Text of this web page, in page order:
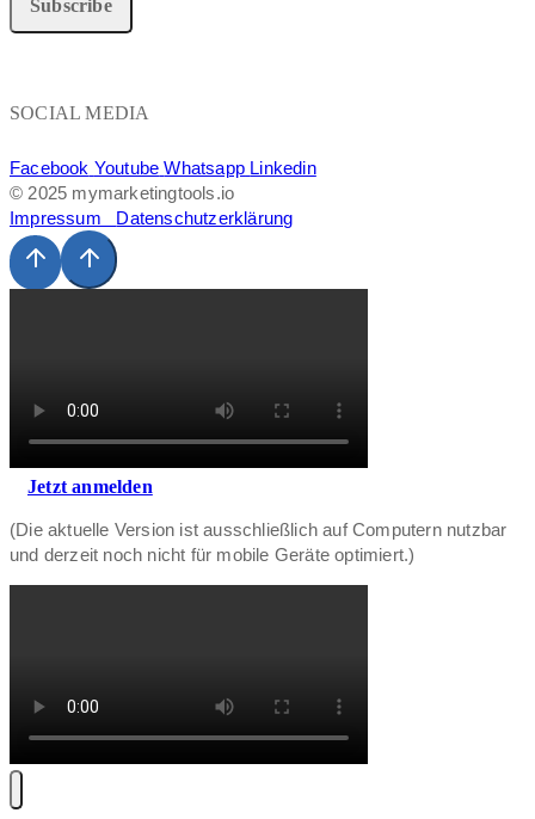
SOCIAL MEDIA
Facebook Youtube Whatsapp Linkedin
© 2025 mymarketingtools.io
Impressum Datenschutzerklärung
Jetzt anmelden
(Die aktuelle Version ist ausschließlich auf Computern nutzbar
und derzeit noch nicht für mobile Geräte optimiert.)